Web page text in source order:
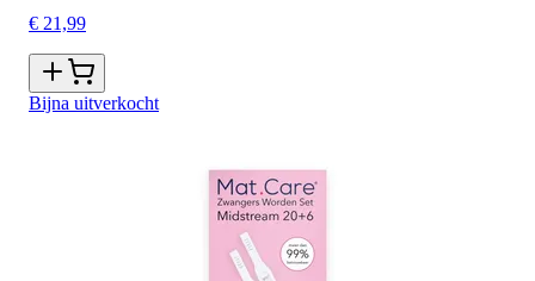
€ 21,99
Bijna uitverkocht